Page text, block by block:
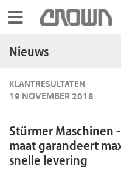
Toggle navigation
Nieuws
KLANTRESULTATEN
19 NOVEMBER 2018
Stürmer Maschinen
maat garandeert
snelle levering